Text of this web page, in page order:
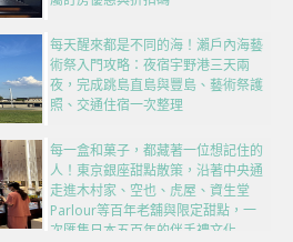
每天醒來都是不同的海！瀨戶內海藝
術祭入門攻略：夜宿宇野港三天兩
夜，完成跳島直島與豐島、藝術祭護
照、交通住宿一次整理
每一盒和菓子，都藏著一位想記住的
人！東京銀座甜點散策，沿著中央通
走進木村家、空也、虎屋、資生堂
Parlour等百年老舖與限定甜點，一
次匯集日本五百年的伴手禮文化